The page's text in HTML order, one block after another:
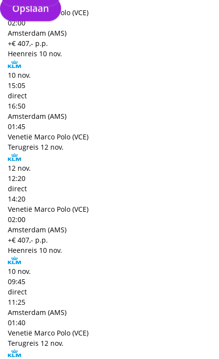
Opslaan
Venetië Marco Polo (VCE)
02:00
Amsterdam (AMS)
+€ 407,- p.p.
Heenreis 10 nov.
10 nov.
15:05
direct
16:50
Amsterdam (AMS)
01:45
Venetië Marco Polo (VCE)
Terugreis 12 nov.
12 nov.
12:20
direct
14:20
Venetië Marco Polo (VCE)
02:00
Amsterdam (AMS)
+€ 407,- p.p.
Heenreis 10 nov.
10 nov.
09:45
direct
11:25
Amsterdam (AMS)
01:40
Venetië Marco Polo (VCE)
Terugreis 12 nov.